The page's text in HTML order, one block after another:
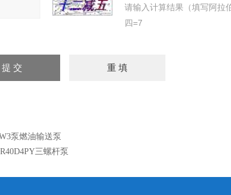
请输入计算结果（填写阿拉
四=7
泵燃油输送泵
三螺杆泵